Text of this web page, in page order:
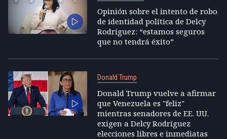
Opinión sobre el intento de robo
de identidad política de Delcy
Rodríguez: “estamos seguros
que no tendrá éxito”
Donald Trump
Donald Trump vuelve a afirmar
que Venezuela es "feliz"
mientras senadores de EE. UU.
exigen a Delcy Rodríguez
elecciones libres e inmediatas